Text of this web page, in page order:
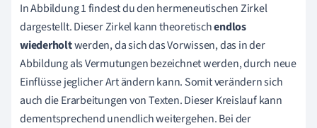
In Abbildung 1 findest du den hermeneutischen Zirkel
dargestellt. Dieser Zirkel kann theoretischendlos
wiederholtwerden, da sich das Vorwissen, das in der
Abbildung als Vermutungen bezeichnet werden, durch neue
Einflüsse jeglicher Art ändern kann. Somit verändern sich
auch die Erarbeitungen von Texten. Dieser Kreislauf kann
dementsprechend unendlich weitergehen. Bei der